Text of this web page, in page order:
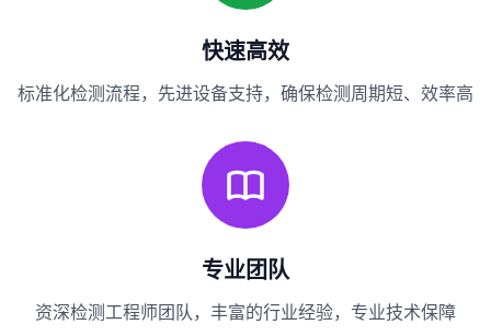
快速高效
标准化检测流程，先进设备支持，确保检测周期短、效率高
专业团队
资深检测工程师团队，丰富的行业经验，专业技术保障